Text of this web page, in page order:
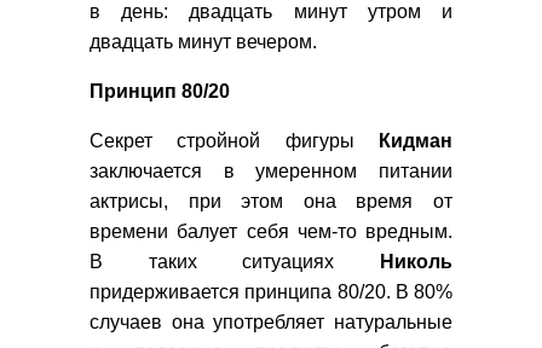
в день: двадцать минут утром и
двадцать минут вечером.
Принцип 80/20
Секрет стройной фигуры
Кидман
заключается в умеренном питании
актрисы, при этом она время от
времени балует себя чем-то вредным.
В таких ситуациях
Николь
придерживается принципа 80/20. В 80%
случаев она употребляет натуральные